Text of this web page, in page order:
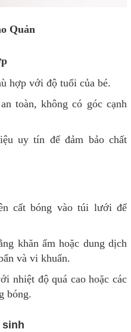
Quản
hợp với độ tuổi của bé.
toàn, không có góc cạnh
uy tín để đảm bảo chất
cất bóng vào túi lưới để
khăn ẩm hoặc dung dịch
và vi khuẩn.
nhiệt độ quá cao hoặc các
bóng.
sinh